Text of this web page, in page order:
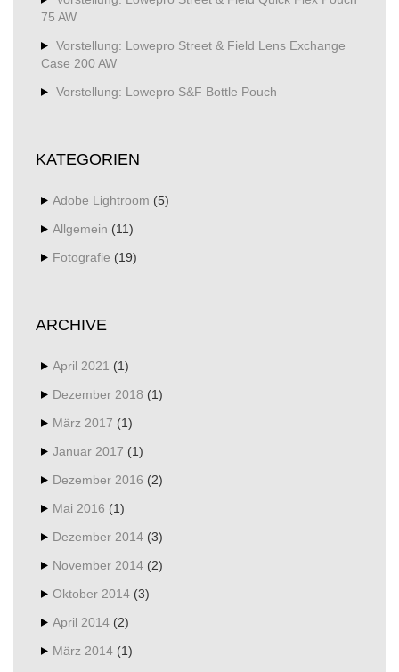
75 AW
Vorstellung: Lowepro Street & Field Lens Exchange
Case 200 AW
Vorstellung: Lowepro S&F Bottle Pouch
KATEGORIEN
Adobe Lightroom (5)
Allgemein (11)
Fotografie (19)
ARCHIVE
April 2021 (1)
Dezember 2018 (1)
März 2017 (1)
Januar 2017 (1)
Dezember 2016 (2)
Mai 2016 (1)
Dezember 2014 (3)
November 2014 (2)
Oktober 2014 (3)
April 2014 (2)
März 2014 (1)